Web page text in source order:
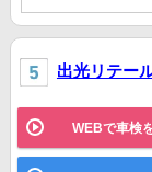
出光リテー
WEBで車検